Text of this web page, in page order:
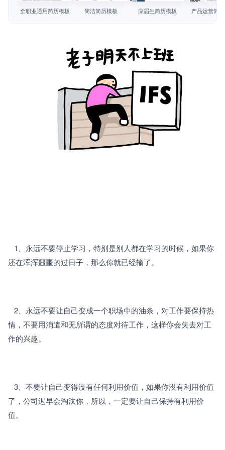
全职业通用简历模板 简洁简历模板 应届生简历模板 产品运营简
还在浑浑噩噩的过日子，那么你就已经输了。
情，不要用消遣和无所谓的态度对待工作，这样你会失去对工
作的兴趣。
了，公司迟早会淘汰你，所以，一定要让自己保持有利用价
值。